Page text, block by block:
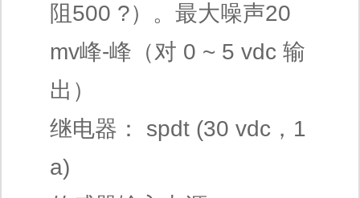
阻500 ?）。最大噪声20
mv峰-峰（对 0 ~ 5 vdc 输
出）
继电器： spdt (30 vdc，1
a)